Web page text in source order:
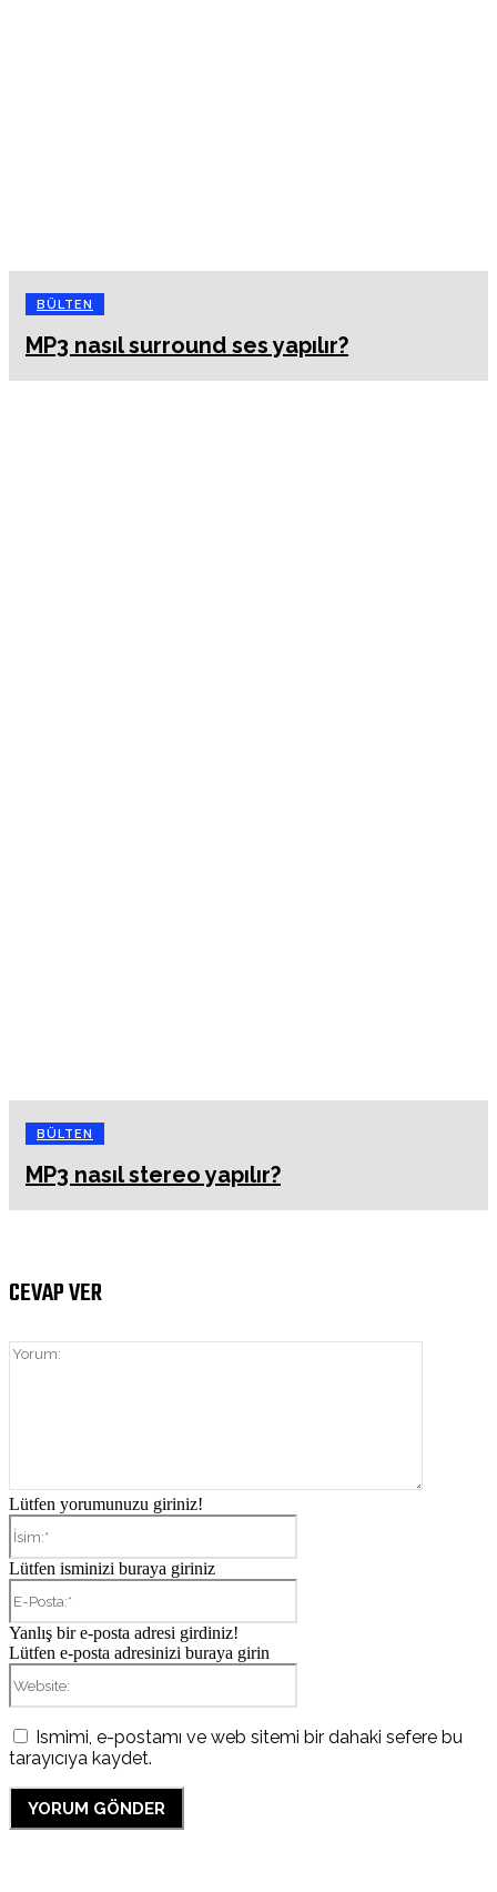
BÜLTEN
MP3 nasıl surround ses yapılır?
BÜLTEN
MP3 nasıl stereo yapılır?
CEVAP VER
Lütfen yorumunuzu giriniz!
Lütfen isminizi buraya giriniz
Yanlış bir e-posta adresi girdiniz!
Lütfen e-posta adresinizi buraya girin
Ismimi, e-postamı ve web sitemi bir dahaki sefere bu
tarayıcıya kaydet.